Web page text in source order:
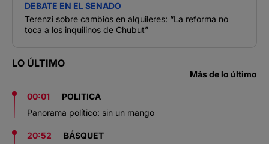
DEBATE EN EL SENADO
Terenzi sobre cambios en alquileres: “La reforma no
toca a los inquilinos de Chubut”
LO ÚLTIMO
Más de lo último
00:01
POLITICA
Panorama político: sin un mango
20:52
BÁSQUET